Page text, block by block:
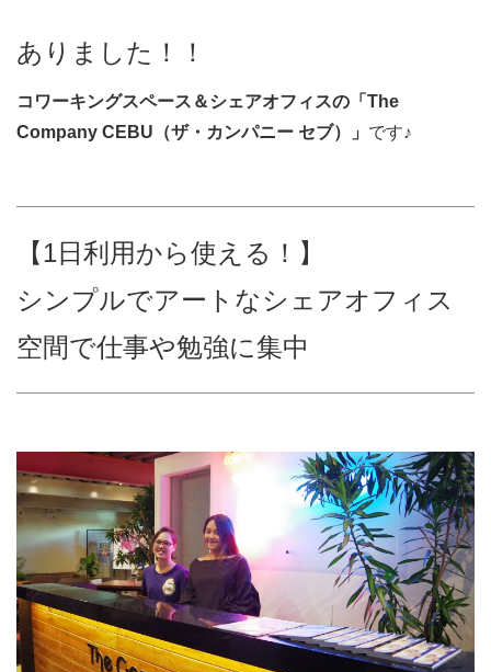
ありました！！
コワーキングスペース＆シェアオフィスの「The
Company CEBU（ザ・カンパニー セブ）」 です♪
【1日利用から使える！】
シンプルでアートなシェアオフィス
空間で仕事や勉強に集中